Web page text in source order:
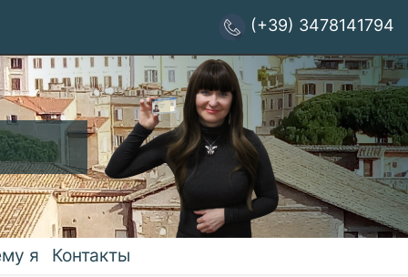
(+39) 3478141794
я Контакты